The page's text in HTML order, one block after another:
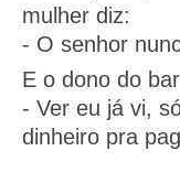
mulher diz:
- O senhor
E o dono do
- Ver eu já vi,
dinheiro pra